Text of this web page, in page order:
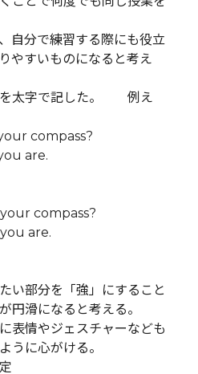
自分で練習する際にも役立
やすいものになると考え
を太字で記した。 例え
compass?
are.
compass?
are.
い部分を「強」にすること
円滑になると考える。
表情やジェスチャーなども
うに心がける。